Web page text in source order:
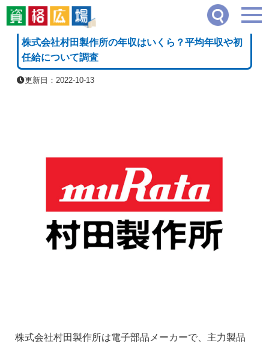
資格広場≫ その他の資格一覧・職業一覧 株式会社村田製作所の年収はいくら？平
[PR]
株式会社村田製作所の年収はいくら？平均年収や初
任給について調査
更新日：2022-10-13
株式会社村田製作所は電子部品メーカーで、主力製品